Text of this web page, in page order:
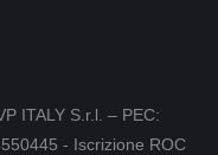
ITALY S.r.l. – PEC:
- Iscrizione ROC